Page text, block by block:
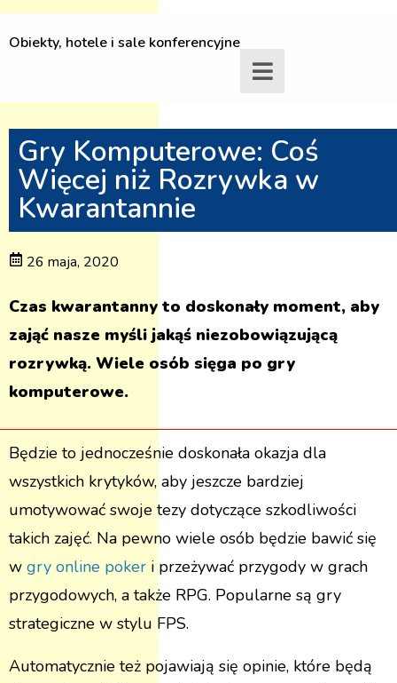
Obiekty, hotele i sale konferencyjne
Gry Komputerowe: Coś
Więcej niż Rozrywka w
Kwarantannie
26 maja, 2020
Czas kwarantanny to doskonały moment, aby
zająć nasze myśli jakąś niezobowiązującą
rozrywką. Wiele osób sięga po gry
komputerowe.
Będzie to jednocześnie doskonała okazja dla
wszystkich krytyków, aby jeszcze bardziej
umotywować swoje tezy dotyczące szkodliwości
takich zajęć. Na pewno wiele osób będzie bawić się
w gry online poker i przeżywać przygody w grach
przygodowych, a także RPG. Popularne są gry
strategiczne w stylu FPS.
Automatycznie też pojawiają się opinie, które będą